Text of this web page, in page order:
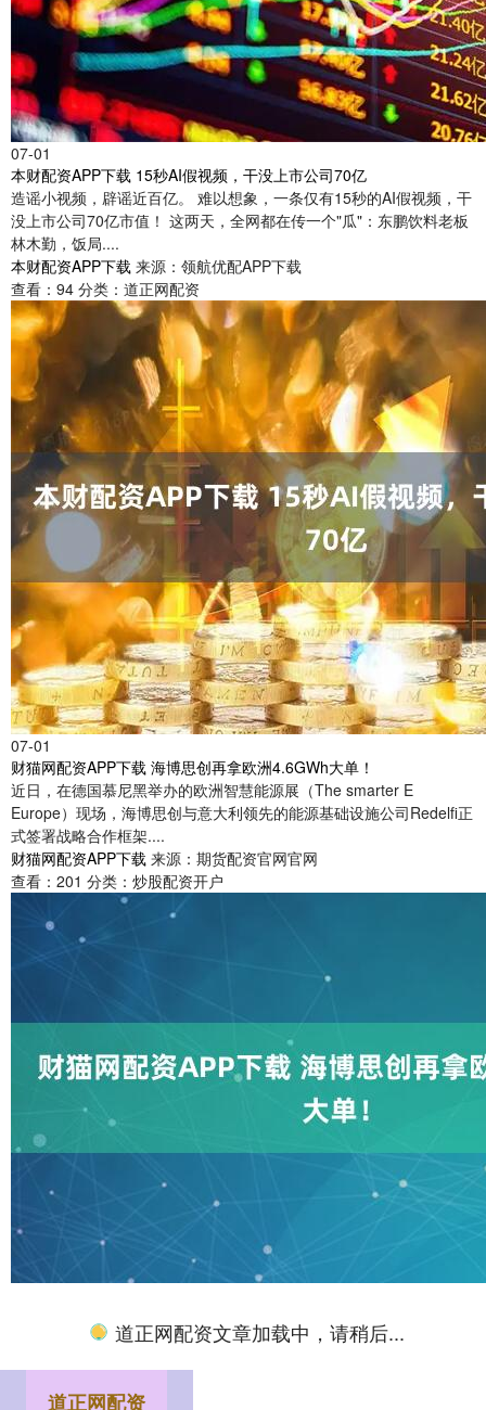
07-01
本财配资APP下载 15秒AI假视频，干没上市公司70亿
造谣小视频，辟谣近百亿。 难以想象，一条仅有15秒的AI假视频，干
没上市公司70亿市值！ 这两天，全网都在传一个"瓜"：东鹏饮料老板
林木勤，饭局....
本财配资APP下载 来源：领航优配APP下载
查看： 94 分类： 道正网配资
07-01
财猫网配资APP下载 海博思创再拿欧洲4.6GWh大单！
近日，在德国慕尼黑举办的欧洲智慧能源展（The smarter E
Europe）现场，海博思创与意大利领先的能源基础设施公司Redelfi正
式签署战略合作框架....
财猫网配资APP下载 来源：期货配资官网官网
查看： 201 分类： 炒股配资开户
道正网配资文章加载中，请稍后...
道正网配资